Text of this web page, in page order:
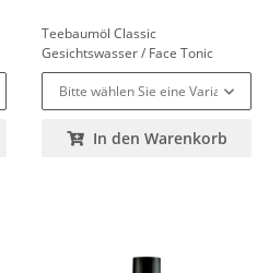
Teebaumöl Classic
Gesichtswasser / Face Tonic
Bitte wählen Sie eine Variation.
In den Warenkorb